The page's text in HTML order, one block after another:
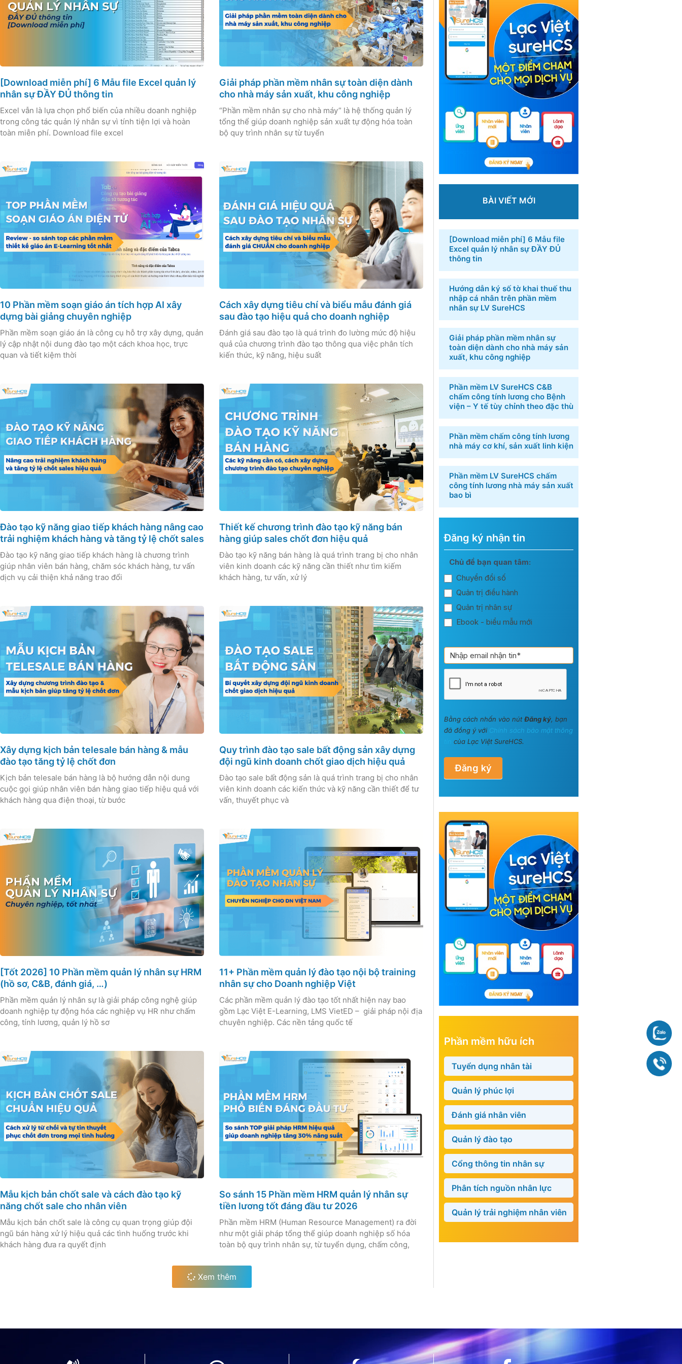
[Download miễn phí] 6 ​Mẫu file Excel quản lý
nhân sự​ ĐẦY ĐỦ thông tin
Excel vẫn là lựa chọn phổ biến của nhiều doanh nghiệp
trong công tác quản lý nhân sự vì tính tiện lợi và hoàn
toàn miễn phí. Download file excel
Giải pháp phần mềm nhân sự toàn diện dành
cho nhà máy sản xuất, khu công nghiệp
“Phần mềm nhân sự cho nhà máy” là hệ thống quản lý
tổng thể giúp doanh nghiệp sản xuất tự động hóa toàn
bộ quy trình nhân sự từ tuyển
10 Phần mềm soạn giáo án tích hợp AI xây
dựng bài giảng chuyên nghiệp
Phần mềm soạn giáo án là công cụ hỗ trợ xây dựng, quản
lý cập nhật nội dung đào tạo một cách khoa học, trực
quan và tiết kiệm thời
Cách xây dựng tiêu chí và biểu mẫu đánh giá
sau đào tạo hiệu quả cho doanh nghiệp
Đánh giá sau đào tạo là quá trình đo lường mức độ hiệu
quả của chương trình đào tạo thông qua việc phân tích
kiến thức, kỹ năng, hiệu suất
Đào tạo kỹ năng giao tiếp khách hàng nâng cao
trải nghiệm khách hàng và tăng tỷ lệ chốt sales
Đào tạo kỹ năng giao tiếp khách hàng là chương trình
giúp nhân viên bán hàng, chăm sóc khách hàng, tư vấn
dịch vụ cải thiện khả năng trao đổi
Thiết kế chương trình đào tạo kỹ năng bán
hàng giúp sales chốt đơn hiệu quả
Đào tạo kỹ năng bán hàng là quá trình trang bị cho nhân
viên kinh doanh các kỹ năng cần thiết như tìm kiếm
khách hàng, tư vấn, xử lý
Xây dựng kịch bản telesale bán hàng & mẫu
đào tạo tăng tỷ lệ chốt đơn
Kịch bản telesale bán hàng là bộ hướng dẫn nội dung
cuộc gọi giúp nhân viên bán hàng giao tiếp hiệu quả với
khách hàng qua điện thoại, từ bước
Quy trình đào tạo sale bất động sản xây dựng
đội ngũ kinh doanh chốt giao dịch hiệu quả
Đào tạo sale bất động sản là quá trình trang bị cho nhân
viên kinh doanh các kiến thức và kỹ năng cần thiết để tư
vấn, thuyết phục và
[Tốt 2026] 10 Phần mềm quản lý nhân sự HRM
(hồ sơ, C&B, đánh giá, …)
Phần mềm quản lý nhân sự là giải pháp công nghệ giúp
doanh nghiệp tự động hóa các nghiệp vụ HR như chấm
công, tính lương, quản lý hồ sơ
11+ Phần mềm quản lý đào tạo nội bộ training
nhân sự cho Doanh nghiệp Việt
Các phần mềm quản lý đào tạo tốt nhất hiện nay bao
gồm Lạc Việt E-Learning, LMS VietED – giải pháp nội địa
chuyên nghiệp. Các nền tảng quốc tế
Mẫu kịch bản chốt sale và cách đào tạo kỹ
năng chốt sale cho nhân viên
Mẫu kịch bản chốt sale là công cụ quan trọng giúp đội
ngũ bán hàng xử lý hiệu quả các tình huống trước khi
khách hàng đưa ra quyết định
So sánh 15 Phần mềm HRM quản lý nhân sự
tiền lương tốt đáng đầu tư 2026
Phần mềm HRM (Human Resource Management) ra đời
như một giải pháp tổng thể giúp doanh nghiệp số hóa
toàn bộ quy trình nhân sự, từ tuyển dụng, chấm công,
Xem thêm
BÀI VIẾT MỚI
[Download miễn phí] 6 ​Mẫu file
Excel quản lý nhân sự​ ĐẦY ĐỦ
thông tin
Hướng dẫn ký số tờ khai thuế thu
nhập cá nhân trên phần mềm
nhân sự LV SureHCS
Giải pháp phần mềm nhân sự
toàn diện dành cho nhà máy sản
xuất, khu công nghiệp
Phần mềm LV SureHCS C&B
chấm công tính lương cho Bệnh
viện – Y tế tùy chỉnh theo đặc thù
Phần mềm chấm công tính lương
nhà máy cơ khí, sản xuất linh kiện
Phần mềm LV SureHCS chấm
công tính lương nhà máy sản xuất
bao bì
Đăng ký nhận tin
Đăng
bản
tin
Chủ đề bạn quan tâm:
Chuyển đổi số
Quản trị điều hành
Quản trị nhân sự
Ebook - biểu mẫu mới
Bằng cách nhấn vào nútĐăng ký, bạn
đã đồng ý với Chính sách bảo mật thông
của Lạc Việt SureHCS.
Đăng ký
Phần mềm hữu ích
Tuyển dụng nhân tài
Quản lý phúc lợi
Đánh giá nhân viên
Quản lý đào tạo
Cổng thông tin nhân sự
Phân tích nguồn nhân lực
Quản lý trải nghiệm nhân viên